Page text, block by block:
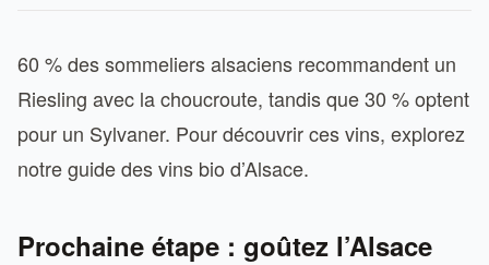
60 % des sommeliers alsaciens recommandent un
Riesling avec la choucroute, tandis que 30 % optent
pour un Sylvaner. Pour découvrir ces vins, explorez
notre guide des vins bio d’Alsace.
Prochaine étape : goûtez l’Alsace